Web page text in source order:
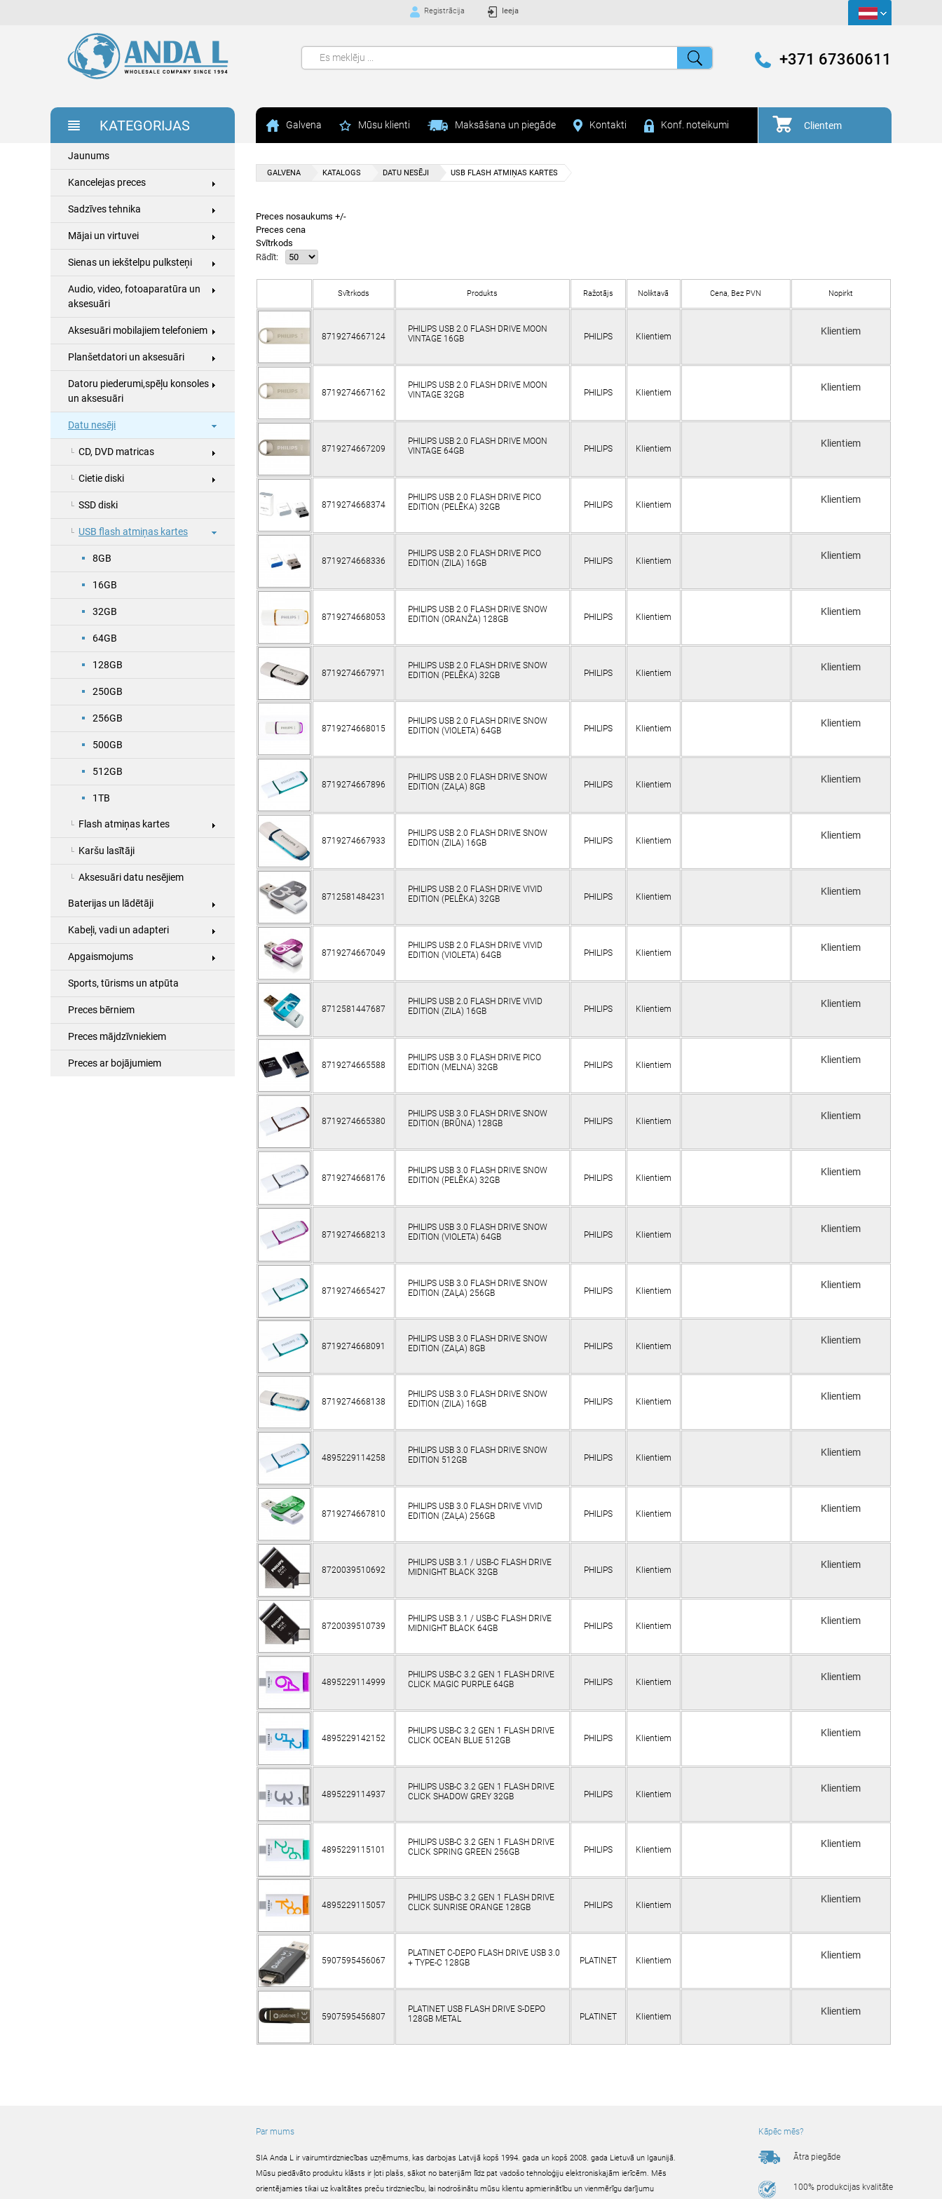
Registrācija Ieeja
+371 67360611
KATEGORIJAS Galvena Mūsu klienti Maksāšana un piegāde Kontakti Konf. noteikumi Clientem
GALVENA KATALOGS DATU NESĒJI USB FLASH ATMIŅAS KARTES
Preces nosaukums +/-
Preces cena
Svītrkods
Rādīt:
Svītrkods Produkts Ražotājs Noliktavā Cena, Bez PVN Nopirkt
8719274667124
PHILIPS USB 2.0 FLASH DRIVE MOON
VINTAGE 16GB
PHILIPS Klientiem Klientiem
8719274667162
PHILIPS USB 2.0 FLASH DRIVE MOON
VINTAGE 32GB
PHILIPS Klientiem Klientiem
8719274667209
PHILIPS USB 2.0 FLASH DRIVE MOON
VINTAGE 64GB
PHILIPS Klientiem Klientiem
8719274668374
PHILIPS USB 2.0 FLASH DRIVE PICO
EDITION (PELĒKA) 32GB
PHILIPS Klientiem Klientiem
8719274668336
PHILIPS USB 2.0 FLASH DRIVE PICO
EDITION (ZILA) 16GB
PHILIPS Klientiem Klientiem
8719274668053
PHILIPS USB 2.0 FLASH DRIVE SNOW
EDITION (ORANŽA) 128GB
PHILIPS Klientiem Klientiem
8719274667971
PHILIPS USB 2.0 FLASH DRIVE SNOW
EDITION (PELĒKA) 32GB
PHILIPS Klientiem
Klientiem
8719274668015
PHILIPS USB 2.0 FLASH DRIVE SNOW
EDITION (VIOLETA) 64GB
PHILIPS Klientiem Klientiem
8719274667896
PHILIPS USB 2.0 FLASH DRIVE SNOW
EDITION (ZAĻA) 8GB
PHILIPS Klientiem Klientiem
8719274667933
PHILIPS USB 2.0 FLASH DRIVE SNOW
EDITION (ZILA) 16GB
PHILIPS Klientiem Klientiem
8712581484231
PHILIPS USB 2.0 FLASH DRIVE VIVID
EDITION (PELĒKA) 32GB
PHILIPS Klientiem Klientiem
8719274667049
PHILIPS USB 2.0 FLASH DRIVE VIVID
EDITION (VIOLETA) 64GB
PHILIPS Klientiem Klientiem
8712581447687
PHILIPS USB 2.0 FLASH DRIVE VIVID
EDITION (ZILA) 16GB
PHILIPS Klientiem Klientiem
8719274665588
PHILIPS USB 3.0 FLASH DRIVE PICO
EDITION (MELNA) 32GB
PHILIPS Klientiem Klientiem
8719274665380
PHILIPS USB 3.0 FLASH DRIVE SNOW
EDITION (BRŪNA) 128GB
PHILIPS Klientiem Klientiem
8719274668176
PHILIPS USB 3.0 FLASH DRIVE SNOW
EDITION (PELĒKA) 32GB
PHILIPS Klientiem
Klientiem
8719274668213
PHILIPS USB 3.0 FLASH DRIVE SNOW
EDITION (VIOLETA) 64GB
PHILIPS Klientiem
Klientiem
8719274665427
PHILIPS USB 3.0 FLASH DRIVE SNOW
EDITION (ZAĻA) 256GB
PHILIPS Klientiem
Klientiem
8719274668091
PHILIPS USB 3.0 FLASH DRIVE SNOW
EDITION (ZAĻA) 8GB
PHILIPS Klientiem
Klientiem
8719274668138
PHILIPS USB 3.0 FLASH DRIVE SNOW
EDITION (ZILA) 16GB
PHILIPS Klientiem Klientiem
4895229114258
PHILIPS USB 3.0 FLASH DRIVE SNOW
EDITION 512GB
PHILIPS Klientiem Klientiem
8719274667810
PHILIPS USB 3.0 FLASH DRIVE VIVID
EDITION (ZAĻA) 256GB
PHILIPS Klientiem Klientiem
8720039510692
PHILIPS USB 3.1 / USB-C FLASH DRIVE
MIDNIGHT BLACK 32GB
PHILIPS Klientiem Klientiem
8720039510739
PHILIPS USB 3.1 / USB-C FLASH DRIVE
MIDNIGHT BLACK 64GB
PHILIPS Klientiem Klientiem
4895229114999
PHILIPS USB-C 3.2 GEN 1 FLASH DRIVE
CLICK MAGIC PURPLE 64GB
PHILIPS Klientiem Klientiem
4895229142152
PHILIPS USB-C 3.2 GEN 1 FLASH DRIVE
CLICK OCEAN BLUE 512GB
PHILIPS Klientiem Klientiem
4895229114937
PHILIPS USB-C 3.2 GEN 1 FLASH DRIVE
CLICK SHADOW GREY 32GB
PHILIPS Klientiem
Klientiem
4895229115101
PHILIPS USB-C 3.2 GEN 1 FLASH DRIVE
CLICK SPRING GREEN 256GB
PHILIPS Klientiem
Klientiem
4895229115057
PHILIPS USB-C 3.2 GEN 1 FLASH DRIVE
CLICK SUNRISE ORANGE 128GB
PHILIPS Klientiem
Klientiem
5907595456067
PLATINET C-DEPO FLASH DRIVE USB 3.0
+ TYPE-C 128GB
PLATINET Klientiem Klientiem
5907595456807
PLATINET USB FLASH DRIVE S-DEPO
128GB METAL
PLATINET Klientiem Klientiem
Jaunums
Kancelejas preces
Sadzīves tehnika
Mājai un virtuvei
Sienas un iekštelpu pulksteņi
Audio, video, fotoaparatūra un
aksesuāri
Aksesuāri mobilajiem telefoniem
Planšetdatori un aksesuāri
Datoru piederumi,spēļu konsoles
un aksesuāri
Datu nesēji
CD, DVD matricas
Cietie diski
SSD diski
USB flash atmiņas kartes
8GB
16GB
32GB
64GB
128GB
250GB
256GB
500GB
512GB
1TB
Flash atmiņas kartes
Karšu lasītāji
Aksesuāri datu nesējiem
Baterijas un lādētāji
Kabeļi, vadi un adapteri
Apgaismojums
Sports, tūrisms un atpūta
Preces bērniem
Preces mājdzīvniekiem
Preces ar bojājumiem
Par mums
SIA Anda L ir vairumtirdzniecības uzņēmums, kas darbojas Latvijā kopš 1994. gada un kopš 2008. gada Lietuvā un Igaunijā.
Mūsu piedāvāto produktu klāsts ir ļoti plašs, sākot no baterijām līdz pat vadošo tehnoloģiju elektroniskajām ierīcēm. Mēs
orientējamies tikai uz kvalitātes preču tirdzniecību, lai nodrošinātu mūsu klientu apmierinātību un vienmērīgu darījumu
Kāpēc mēs?
Ātra piegāde
100% produkcijas kvalitāte